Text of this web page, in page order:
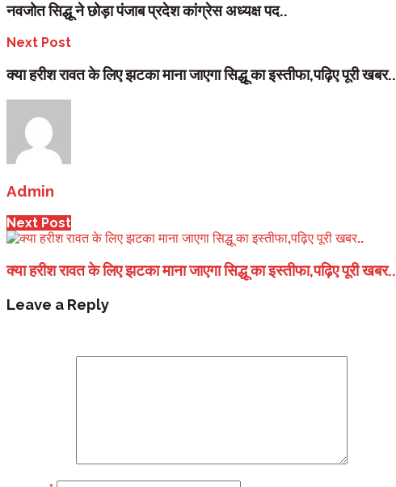
नवजोत सिद्धू ने छोड़ा पंजाब प्रदेश कांग्रेस अध्यक्ष पद..
Next Post
क्या हरीश रावत के लिए झटका माना जाएगा सिद्धू का इस्तीफा,पढ़िए पूरी खबर..
Admin
Next Post
क्या हरीश रावत के लिए झटका माना जाएगा सिद्धू का इस्तीफा,पढ़िए पूरी खबर..
Leave a Reply